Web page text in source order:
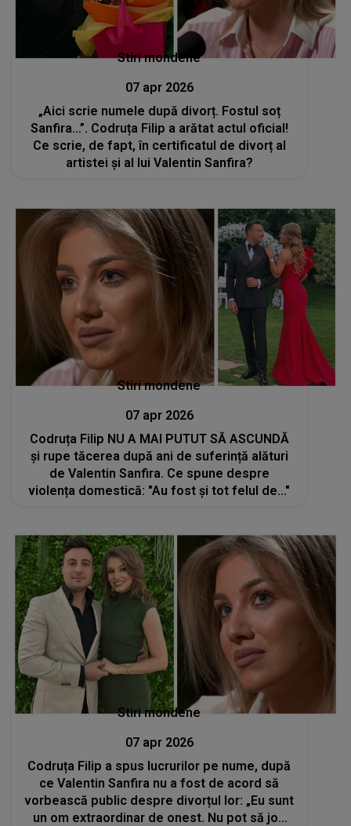
Stiri mondene
07 apr 2026
„Aici scrie numele după divorț. Fostul soț
Sanfira…”. Codruța Filip a arătat actul oficial!
Ce scrie, de fapt, în certificatul de divorț al
artistei și al lui Valentin Sanfira?
Stiri mondene
07 apr 2026
Codruța Filip NU A MAI PUTUT SĂ ASCUNDĂ
și rupe tăcerea după ani de suferință alături
de Valentin Sanfira. Ce spune despre
violența domestică: "Au fost și tot felul de..."
Stiri mondene
07 apr 2026
Codruța Filip a spus lucrurilor pe nume, după
ce Valentin Sanfira nu a fost de acord să
vorbească public despre divorțul lor: „Eu sunt
un om extraordinar de onest. Nu pot să joc